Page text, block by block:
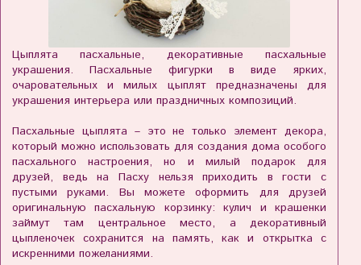
Цыплята пасхальные, декоративные пасхальные
украшения. Пасхальные фигурки в виде ярких,
очаровательных и милых цыплят предназначены для
украшения интерьера или праздничных композиций.
Пасхальные цыплята – это не только элемент декора,
который можно использовать для создания дома особого
пасхального настроения, но и милый подарок для
друзей, ведь на Пасху нельзя приходить в гости с
пустыми руками. Вы можете оформить для друзей
оригинальную пасхальную корзинку: кулич и крашенки
займут там центральное место, а декоративный
цыпленочек сохранится на память, как и открытка с
искренними пожеланиями.